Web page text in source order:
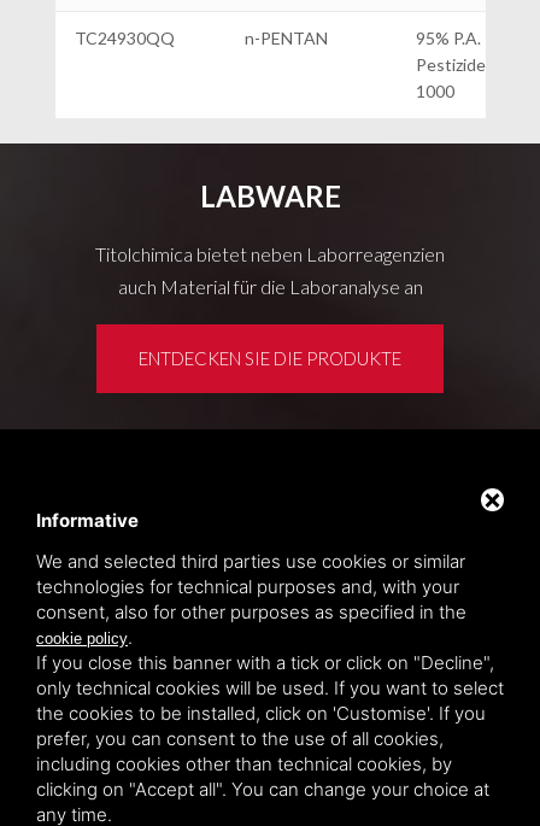
TC24930QQ n-PENTAN
95% P.A.
Pestiziden|ml
1000
LABWARE
Titolchimica bietet neben Laborreagenzien
auch Material für die Laboranalyse an
ENTDECKEN SIE DIE PRODUKTE
Privacy policy
TITOLCHIMICA SPA - VIA DELL'ARTIGIANATO, 2
(MACROAREA) 45030 VILLAMARZANA (RO) ITALY,
TEL +39 0425 492644. P.I. 00748970290
Informative
We and selected third parties use cookies or similar
technologies for technical purposes and, with your
consent, also for other purposes as specified in the
cookie policy.
If you close this banner with a tick or click on "Decline",
only technical cookies will be used. If you want to select
the cookies to be installed, click on 'Customise'. If you
prefer, you can consent to the use of all cookies,
including cookies other than technical cookies, by
clicking on "Accept all". You can change your choice at
any time.